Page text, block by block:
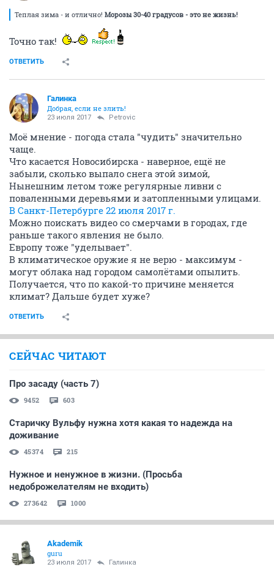
Теплая зима - и отлично! Морозы 30-40 градусов - это не жизнь!
Точно так!
ОТВЕТИТЬ
Галинка
Добрая, если не злить!
23 июля 2017 Petrovic
Моё мнение - погода стала "чудить" значительно
чаще.
Что касается Новосибирска - наверное, ещё не
забыли, сколько выпало снега этой зимой,
Нынешним летом тоже регулярные ливни с
поваленными деревьями и затопленными улицами.
В Санкт-Петербурге 22 июля 2017 г.
Можно поискать видео со смерчами в городах, где
раньше такого явления не было.
Европу тоже "уделывает".
В климатическое оружие я не верю - максимум -
могут облака над городом самолётами опылить.
Получается, что по какой-то причине меняется
климат? Дальше будет хуже?
ОТВЕТИТЬ
СЕЙЧАС ЧИТАЮТ
Про засаду (часть 7)
9452 603
Старичку Вульфу нужна хотя какая то надежда на
доживание
45374 215
Нужное и ненужное в жизни. (Просьба
недоброжелателям не входить)
273642 1000
Akademik
guru
23 июля 2017 Галинка